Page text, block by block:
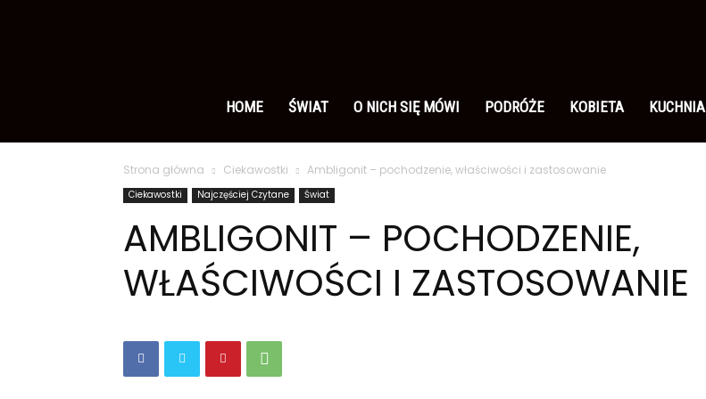
polsku
HOME ŚWIAT O NICH SIĘ MÓWI PODRÓŻE KOBIETA KUCHNIA
Strona główna Ciekawostki Ambligonit – pochodzenie, właściwości i zastosowanie
Ciekawostki Najczęściej Czytane Świat
AMBLIGONIT – POCHODZENIE,
WŁAŚCIWOŚCI I ZASTOSOWANIE